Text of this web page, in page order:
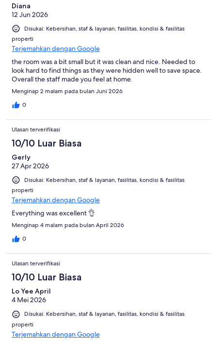
Diana
12 Jun 2026
Disukai: Kebersihan, staf & layanan, fasilitas, kondisi & fasilitas
properti
Terjemahkan dengan Google
the room was a bit small but it was clean and nice. Needed to
look hard to find things as they were hidden well to save space.
Overall the staff made you feel at home.
Menginap 2 malam pada bulan Juni 2026
0
Ulasan terverifikasi
10/10 Luar Biasa
Gerly
27 Apr 2026
Disukai: Kebersihan, staf & layanan, fasilitas, kondisi & fasilitas
properti
Terjemahkan dengan Google
Everything was excellent 👌
Menginap 4 malam pada bulan April 2026
0
Ulasan terverifikasi
10/10 Luar Biasa
Lo Yee April
4 Mei 2026
Disukai: Kebersihan, staf & layanan, fasilitas, kondisi & fasilitas
properti
Terjemahkan dengan Google